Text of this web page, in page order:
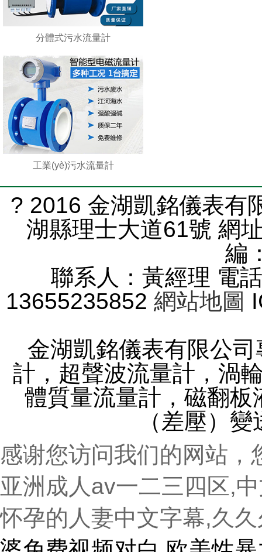
分體式污水流量計
工業(yè)污水流量計
? 2016 金湖凱銘儀表有
湖縣理士大道61號 網
編
聯系人：黃經理 電
13655235852 網站地圖
金湖凱銘儀表有限公
計，超聲波流量計，渦
體質量流量計，磁翻板液
（差壓）
感谢您访问我们的网站，
亚洲成人av一二三四区,
怀孕的人妻中文字幕,久